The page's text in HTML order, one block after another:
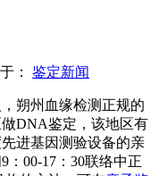
： 鉴定新闻
朔州血缘检测正规的
DNA鉴定，该地区有
进基因测验设备的亲
：00-17：30联络中正